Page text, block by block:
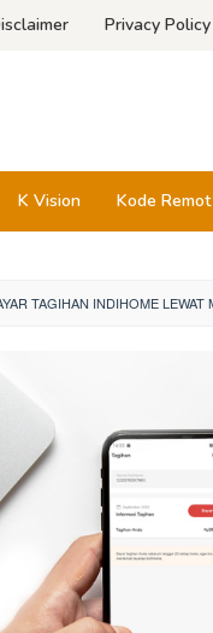
Privacy Policy
K Vision Kode Remot
TAGIHAN INDIHOME